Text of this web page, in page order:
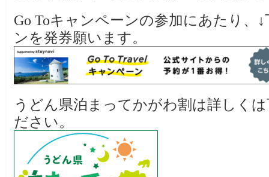
Go Toキャンペーンの参加にあたり、
ンを発券願います。
うどん県泊まってかがわ割は詳しく
ださい。